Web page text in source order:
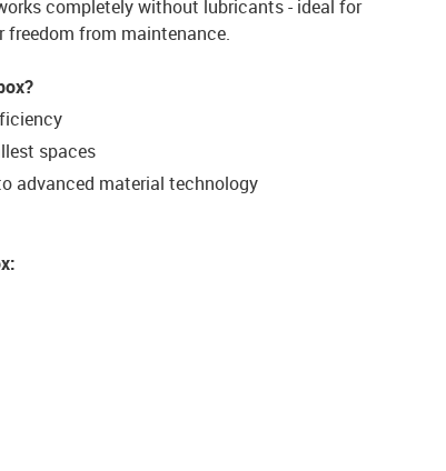
completely without lubricants - ideal for
freedom from maintenance.
spaces
advanced material technology